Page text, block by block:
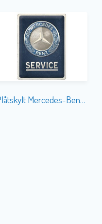
Plåtskylt Mercedes-Benz Service Emblem 30×40